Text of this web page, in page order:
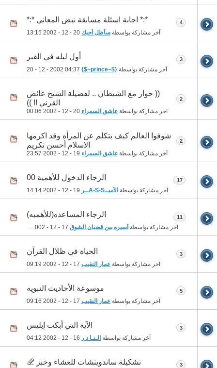
*:* اجابة اسئلة مسابقة نبض المعاني *:*
آخر مشاركة بواسطة سأظل أحبك 13:15
4
أول ليله في القبر
آخر مشاركة بواسطة {$~prince~$}
04:37
3
(( حوار مع الشيطان .. لفضيلة الشيخ عائض
القرني !! ))
آخر مشاركة بواسطة عاشق السمراء 00:06
2
شوفوا العالم كيف يتكلم عن المرأه وقد اكرمها
الاسلام أحسن تكريم
آخر مشاركة بواسطة عاشق السمراء 23:57
2
الرجاء الدخول للأهمية 00
آخر مشاركة بواسطة الأميــA-S-Sــر 14:14
17
الرجاء المساعده(للأهميه)
آخر مشاركة بواسطة أسيره بين قضبان الشوق
11
الحياة في ظلال القرآن
آخر مشاركة بواسطة عمار النقيب 09:19
3
موسوعة الأحاديث النبويه
آخر مشاركة بواسطة عمار النقيب 09:16
5
الآية التي أبكت إبليس
آخر مشاركة بواسطة الـنـا د ر 04:12
3
تشكيلة ساندويتشات للعشاء وخبز 3